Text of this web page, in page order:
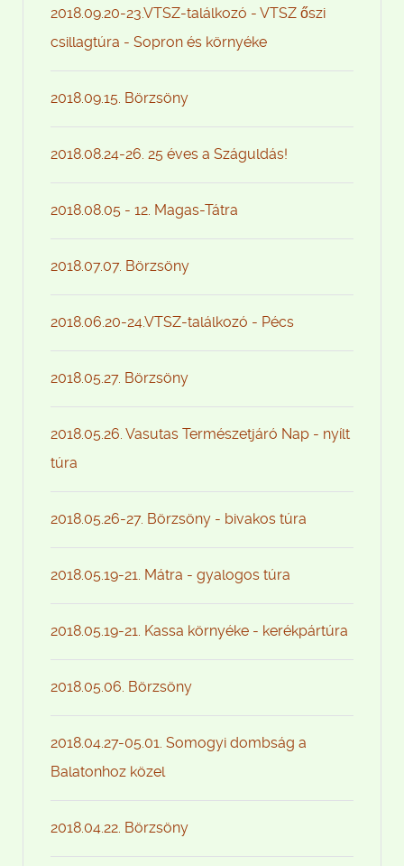
2018.09.20-23.VTSZ-találkozó - VTSZ őszi
csillagtúra - Sopron és környéke
2018.09.15. Börzsöny
2018.08.24-26. 25 éves a Száguldás!
2018.08.05 - 12. Magas-Tátra
2018.07.07. Börzsöny
2018.06.20-24.VTSZ-találkozó - Pécs
2018.05.27. Börzsöny
2018.05.26. Vasutas Természetjáró Nap - nyílt
túra
2018.05.26-27. Börzsöny - bivakos túra
2018.05.19-21. Mátra - gyalogos túra
2018.05.19-21. Kassa környéke - kerékpártúra
2018.05.06. Börzsöny
2018.04.27-05.01. Somogyi dombság a
Balatonhoz közel
2018.04.22. Börzsöny